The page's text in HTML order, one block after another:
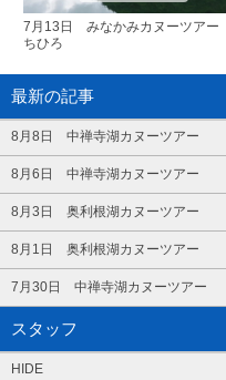
7月13日 みなかみカヌーツアー
ちひろ
最新の記事
8月8日 中禅寺湖カヌーツアー
8月6日 中禅寺湖カヌーツアー
8月3日 奥利根湖カヌーツアー
8月1日 奥利根湖カヌーツアー
7月30日 中禅寺湖カヌーツアー
スタッフ
HIDE